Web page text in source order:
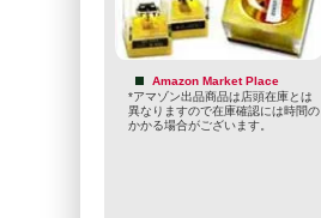
Amazon Market Place
*アマゾン出品商品は店頭在庫とは
異なりますので在庫確認には時間の
かかる場合がございます。